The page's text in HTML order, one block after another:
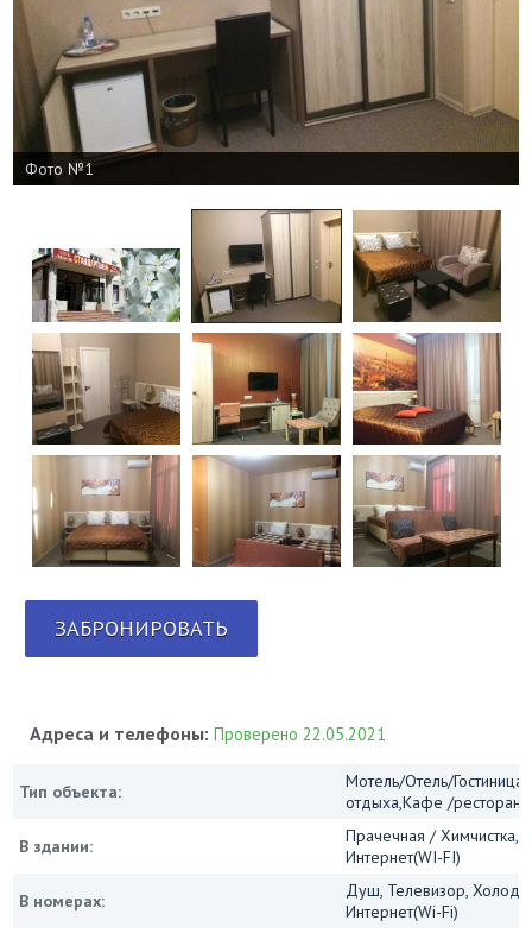
Фото №1
ЗАБРОНИРОВАТЬ
Адреса и телефоны:Проверено 22.05.2021
Тип объекта:
Мотель/Отель/
отдыха,Кафе /рестораны
В здании:
Прачечная / Химчистка,
Интернет(WI-FI)
В номерах:
Душ, Телевизор,
Интернет(Wi-Fi)